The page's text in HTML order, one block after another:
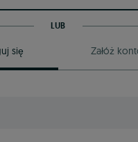
LUB
się Załóż